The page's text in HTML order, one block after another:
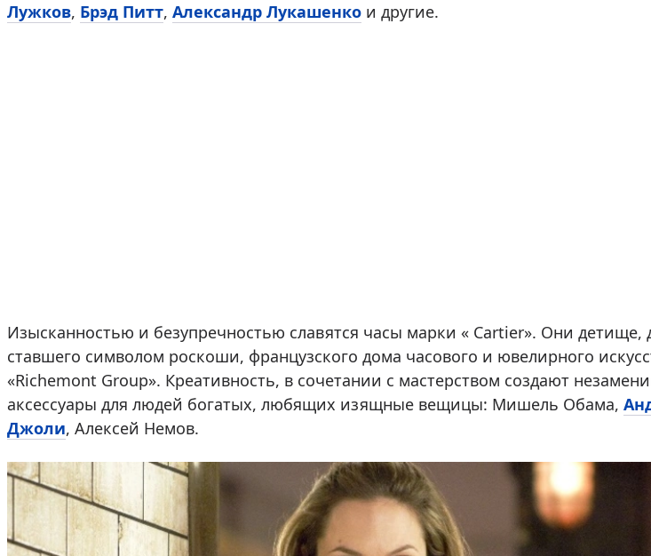
Лужков, Брэд Питт, Александр Лукашенко и другие.
Изысканностью и безупречностью славятся часы марки « Cartier». Они детище,
ставшего символом роскоши, французского дома часового и ювелирного
«Richemont Group». Креативность, в сочетании с мастерством создают
аксессуары для людей богатых, любящих изящные вещицы: Мишель Обама,
Джоли, Алексей Немов.